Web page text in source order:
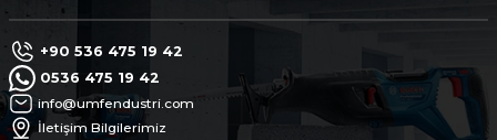
+90 536 475 19 42
0536 475 19 42
info@umfendustri.com
İletişim Bilgilerimiz